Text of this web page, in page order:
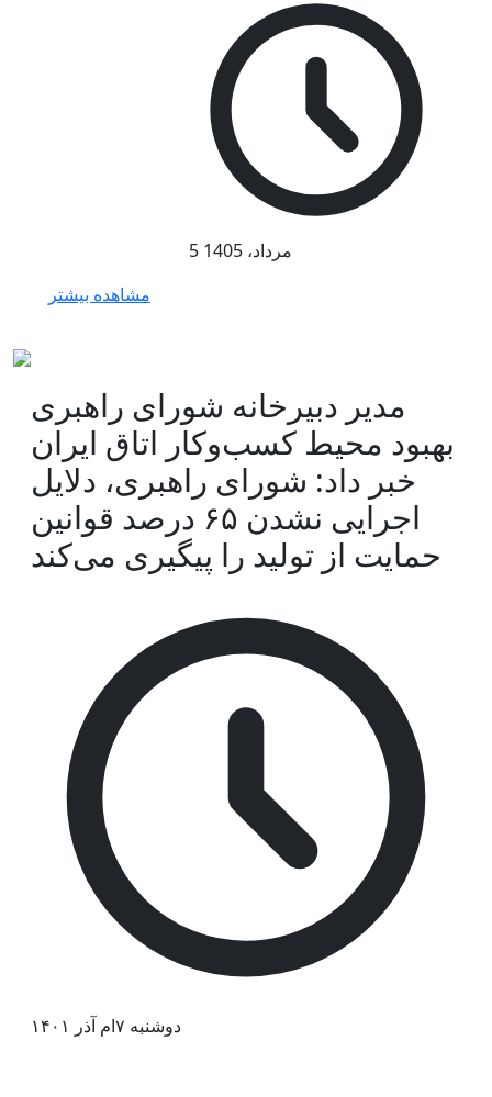
5 مرداد، 1405
مشاهده بیشتر
مدیر دبیرخانه شورای راهبری
بهبود محیط کسب‌وکار اتاق ایران
خبر داد: شورای راهبری، دلایل
اجرایی نشدن ۶۵ درصد قوانین
حمایت از تولید را پیگیری می‌کند
دوشنبه ۷ام آذر ۱۴۰۱